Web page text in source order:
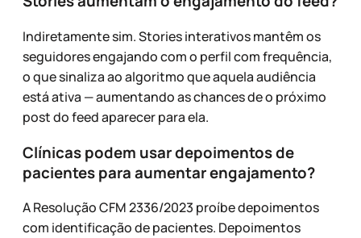
Indiretamente sim. Stories interativos mantêm os
seguidores engajando com o perfil com frequência,
o que sinaliza ao algoritmo que aquela audiência
está ativa — aumentando as chances de o próximo
post do feed aparecer para ela.
Clínicas podem usar depoimentos de
pacientes para aumentar engajamento?
A Resolução CFM 2336/2023 proíbe depoimentos
com identificação de pacientes. Depoimentos